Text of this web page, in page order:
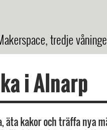
tredje
i Alnarp
äta kakor och träffa nya